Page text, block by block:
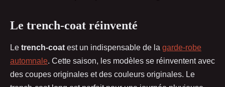
Le trench-coat réinventé
Le trench-coat est un indispensable de la garde-robe
automnale. Cette saison, les modèles se réinventent avec
des coupes originales et des couleurs originales. Le